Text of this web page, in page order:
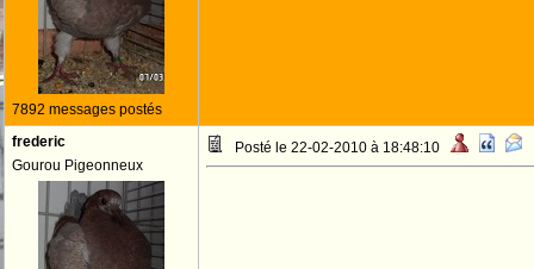
7892 messages postés
frederic
Gourou Pigeonneux
Posté le 22-02-2010 à 18:48:10